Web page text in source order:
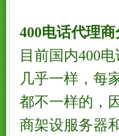
400电话代理商
目前国内400
几乎一样，每
都不一样的，
商架设服务器